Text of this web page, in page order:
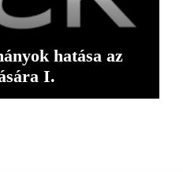
hatása az
I.